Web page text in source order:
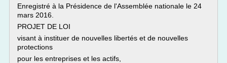
Enregistré à la Présidence de l'Assemblée nationale le 24
mars 2016.
PROJET DE LOI
visant à instituer de nouvelles libertés et de nouvelles
protections
pour les entreprises et les actifs,